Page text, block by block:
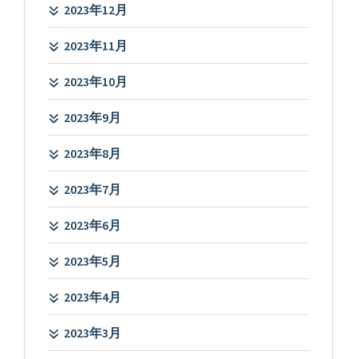
2023年12月
2023年11月
2023年10月
2023年9月
2023年8月
2023年7月
2023年6月
2023年5月
2023年4月
2023年3月